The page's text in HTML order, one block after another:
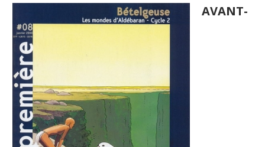
AVANT-